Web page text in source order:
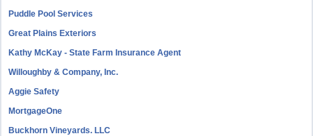
Puddle Pool Services
Great Plains Exteriors
Kathy McKay - State Farm Insurance Agent
Willoughby & Company, Inc.
Aggie Safety
MortgageOne
Buckhorn Vineyards. LLC